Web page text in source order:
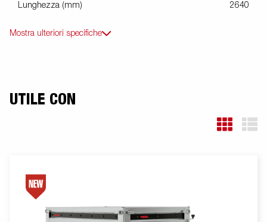
Lunghezza (mm) 2640
Mostra ulteriori specifiche
UTILE CON